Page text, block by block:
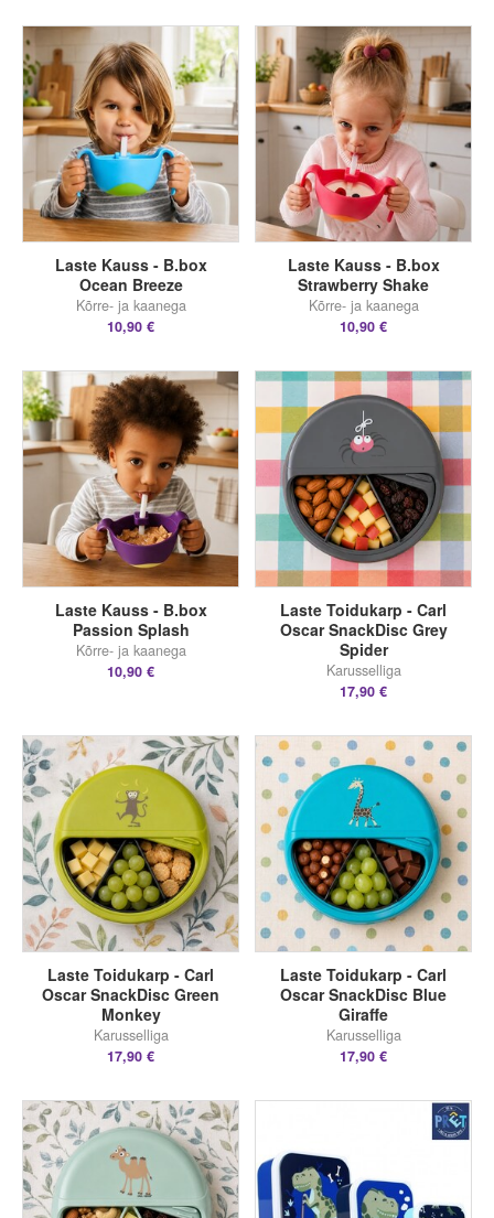
Laste Kauss - B.box
Ocean Breeze
Kõrre- ja kaanega
10,90 €
Laste Kauss - B.box
Strawberry Shake
Kõrre- ja kaanega
10,90 €
Laste Kauss - B.box
Passion Splash
Kõrre- ja kaanega
10,90 €
Laste Toidukarp - Carl
Oscar SnackDisc Grey
Spider
Karusselliga
17,90 €
Laste Toidukarp - Carl
Oscar SnackDisc Green
Monkey
Karusselliga
17,90 €
Laste Toidukarp - Carl
Oscar SnackDisc Blue
Giraffe
Karusselliga
17,90 €